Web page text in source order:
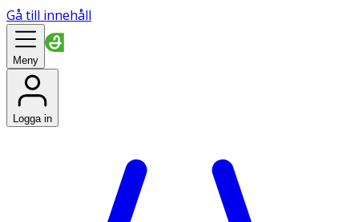
Gå till innehåll
Meny
Logga in